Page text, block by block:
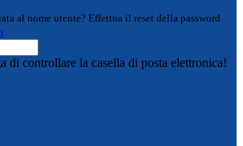
al nome utente? Effettua il reset della password
di controllare la casella di posta elettronica!